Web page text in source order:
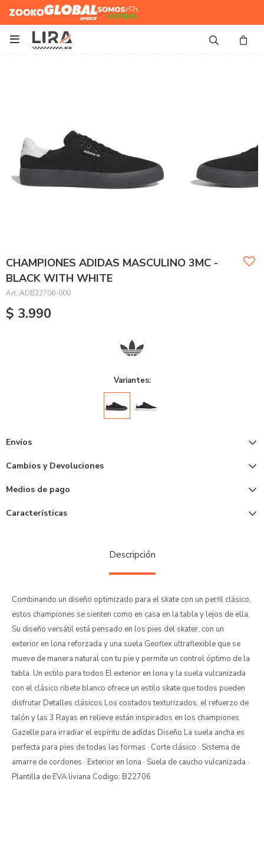
Zooko Global Sports
Somos
Futbol

CHAMPIONES ADIDAS MASCULINO 3MC -
BLACK WITH WHITE
ADB22706-000
$ 3.990
Variantes:
Envíos
Cambios y Devoluciones
Medios de pago
Características
Descripción
Combinando un diseño optimizado para el skate con un perfil clásico,
estos championes se sienten como en casa en la tabla y lejos de ella.
Su diseño versátil está pensado en los pies del skater, con un
exterior en lona reforzada y una suela Geoflex ultraflexible que se
mueve de manera natural con tu pie y permite un control óptimo de la
tabla. Un estilo para todos El exterior en lona y la suela vulcanizada
con el clásico ribete blanco ofrece un estilo skate que todos pueden
disfrutar Detalles clásicos Los costados texturizados, el refuerzo de
talón y las 3 Rayas en relieve están inspirados en los championes
Gazelle para irradiar el espíritu de adidas Diseño La suela ancha es
perfecta para pies de todas las formas · Corte clásico · Sistema de
amarre de cordones · Exterior en lona · Suela de caucho vulcanizada ·
Plantilla de EVA liviana Codigo: B22706